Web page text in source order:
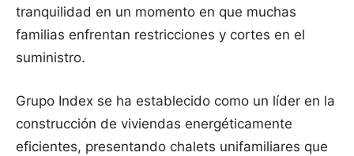
tranquilidad en un momento en que muchas
familias enfrentan restricciones y cortes en el
suministro.
Grupo Index se ha establecido como un líder en la
construcción de viviendas energéticamente
eficientes, presentando chalets unifamiliares que